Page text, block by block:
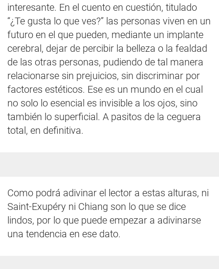
interesante. En el cuento en cuestión, titulado
“¿Te gusta lo que ves?” las personas viven en un
futuro en el que pueden, mediante un implante
cerebral, dejar de percibir la belleza o la fealdad
de las otras personas, pudiendo de tal manera
relacionarse sin prejuicios, sin discriminar por
factores estéticos. Ese es un mundo en el cual
no solo lo esencial es invisible a los ojos, sino
también lo superficial. A pasitos de la ceguera
total, en definitiva.
Como podrá adivinar el lector a estas alturas, ni
Saint-Exupéry ni Chiang son lo que se dice
lindos, por lo que puede empezar a adivinarse
una tendencia en ese dato.